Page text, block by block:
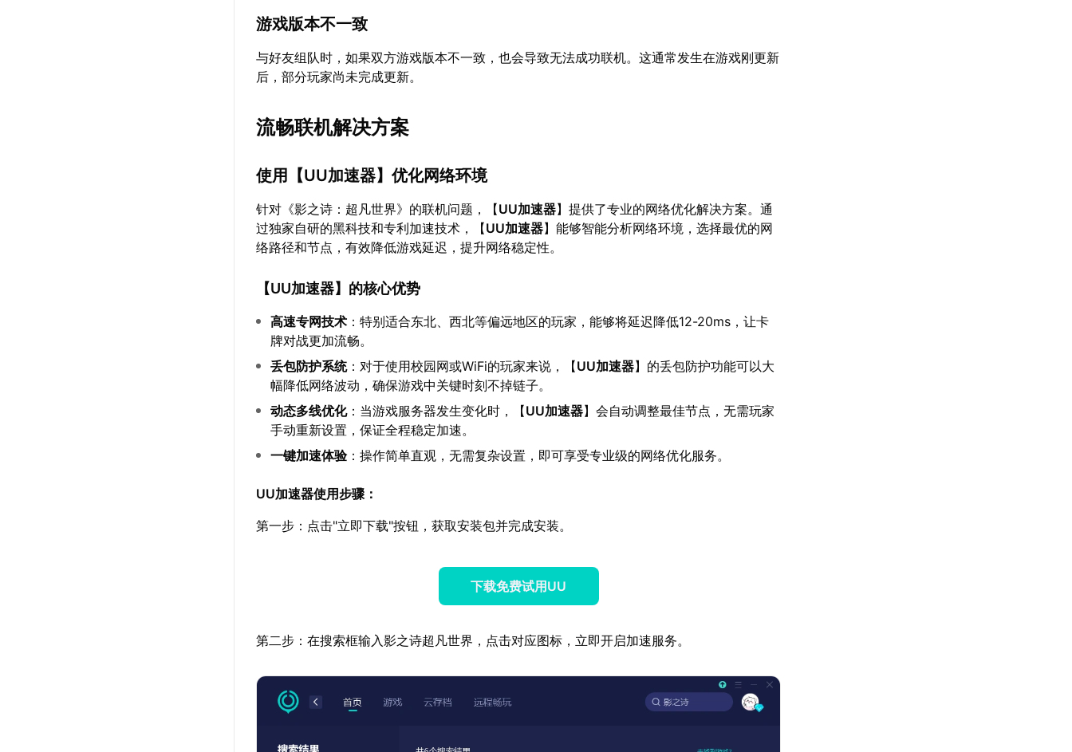
游戏版本不一致
与好友组队时，如果双方游戏版本不一致，也会导致无法成功联机。这通常发生在游戏刚更新
后，部分玩家尚未完成更新。
流畅联机解决方案
使用【UU加速器】优化网络环境
针对《影之诗：超凡世界》的联机问题，【UU加速器】提供了专业的网络优化解决方案。通
过独家自研的黑科技和专利加速技术，【UU加速器】能够智能分析网络环境，选择最优的网
络路径和节点，有效降低游戏延迟，提升网络稳定性。
【UU加速器】的核心优势
高速专网技术 ：特别适合东北、西北等偏远地区的玩家，能够将延迟降低12-20ms，让卡
牌对战更加流畅。
丢包防护系统：对于使用校园网或WiFi的玩家来说，【UU加速器】的丢包防护功能可以大
幅降低网络波动，确保游戏中关键时刻不掉链子。
动态多线优化：当游戏服务器发生变化时，【UU加速器】会自动调整最佳节点，无需玩家
手动重新设置，保证全程稳定加速。
一键加速体验：操作简单直观，无需复杂设置，即可享受专业级的网络优化服务。
UU加速器使用步骤：
第一步：点击"立即下载"按钮，获取安装包并完成安装。
下载免费试用UU
第二步：在搜索框输入影之诗超凡世界，点击对应图标，立即开启加速服务。